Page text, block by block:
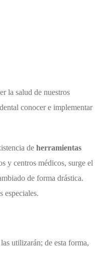
la salud de nuestros
conocer e implementar
de herramientas
y centros médicos, surge el
de forma drástica.
especiales.
utilizarán; de esta forma,